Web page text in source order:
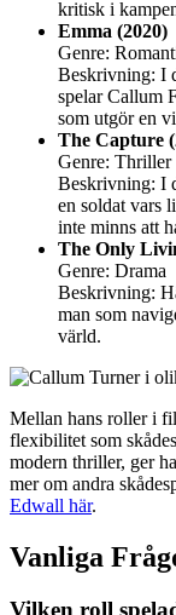
kritisk i
Emma (2020)
Genre:
Beskrivning: I
spelar Callum
som utgör en
The Capture
Genre: Thriller
Beskrivning: I
en soldat vars
inte minns att
The Only
Genre: Drama
Beskrivning:
man som
värld.
Mellan hans roller i
flexibilitet som
modern thriller, ger
mer om andra
Edwall här.
Vanliga